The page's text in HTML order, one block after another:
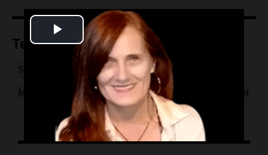
Play
Video
Temas
Sorpresa en el Mundial de Clubes River Plate
Monterrey Enzo Pérez Mundial de Clubes -futbol